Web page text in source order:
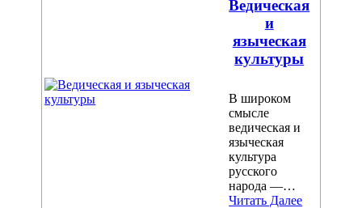
Ведическая
и
языческая
культуры
В широком
смысле
ведическая и
языческая
культура
русского
народа —…
Читать Далее